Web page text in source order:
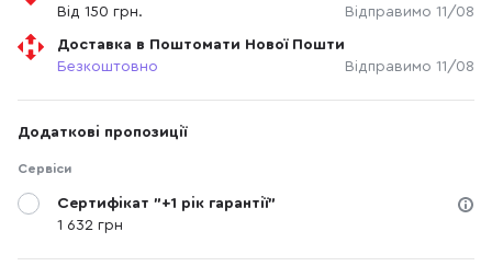
Від 150 грн.
Відправимо 11/08
Доставка в Поштомати Нової Пошти
Безкоштовно
Відправимо 11/08
Додаткові пропозиції
Сервіси
Сертифікат "+1 рік гарантії"
1 632 грн